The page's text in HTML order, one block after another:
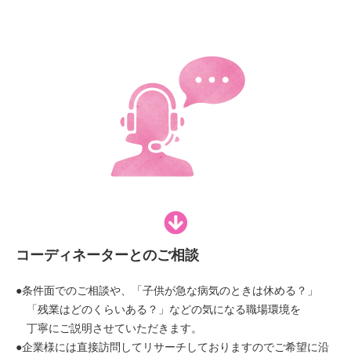
コーディネーターとのご相談
●条件面でのご相談や、「子供が急な病気のときは休める？」
「残業はどのくらいある？」などの気になる職場環境を
丁寧にご説明させていただきます。
●企業様には直接訪問してリサーチしておりますのでご希望に沿